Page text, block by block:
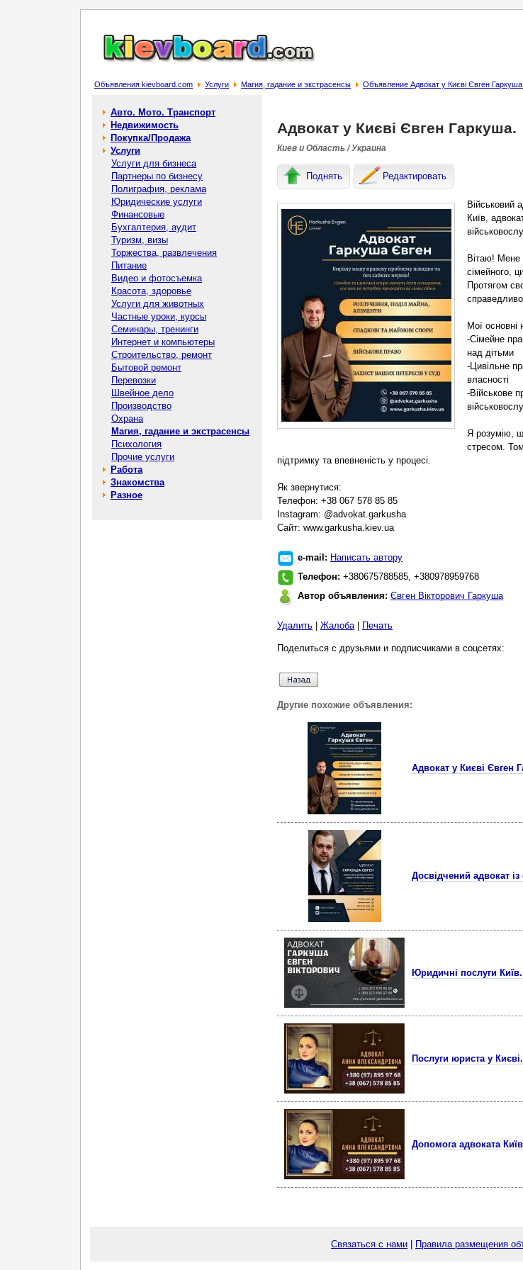
Объявления kievboard.com Услуги Магия, гадание и экстрасенсы Объявление Адвокат у Києві Євген Гаркуша.
Авто. Мото. Транспорт
Недвижимость
Покупка/Продажа
Услуги
Услуги для бизнеса
Партнеры по бизнесу
Полиграфия, реклама
Юридические услуги
Финансовые
Бухгалтерия, аудит
Туризм, визы
Торжества, развлечения
Питание
Видео и фотосъемка
Красота, здоровье
Услуги для животных
Частные уроки, курсы
Семинары, тренинги
Интернет и компьютеры
Строительство, ремонт
Бытовой ремонт
Перевозки
Швейное дело
Производство
Охрана
Магия, гадание и экстрасенсы
Психология
Прочие услуги
Работа
Знакомства
Разное
Адвокат у Києві Євген Гаркуша.
Киев и Область / Украина
Поднять Редактировать
Військовий
Київ,
Вітаю! Мене
сімейного,
Протягом
Мої основні
-Сімейне
над дітьми
-Цивільне
власності
-Військове
Я розумію,
стресом.
підтримку та впевненість у процесі.
Як звернутися:
Телефон: +38 067 578 85 85
Instagram: @advokat.garkusha
Сайт: www.garkusha.kiev.ua
e-mail: Написать автору
Телефон: +380675788585, +380978959768
Автор объявления: Євген Вікторович Гаркуша
Удалить Жалоба| Печать
Поделиться с друзьями и подписчиками в соцсетях:
Другие похожие объявления:
Адвокат у Києві Євген
Досвідчений адвокат
Юридичні послуги Київ.
Послуги юриста у Києві.
Допомога адвоката
Связаться с нами Правила размещения